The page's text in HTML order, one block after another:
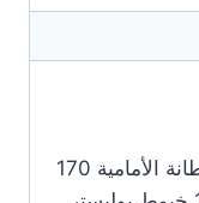
يبلغ عرض أقمشة Lakost ذات البطانة الأمامية 170